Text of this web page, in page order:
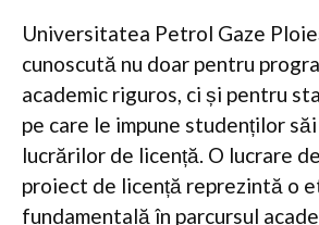
Universitatea Petrol Gaze
cunoscută nu doar pentru
academic riguros, ci și pentru
pe care le impune studenților
lucrărilor de licență. O lucrare
proiect de licență reprezintă o
fundamentală în parcursul